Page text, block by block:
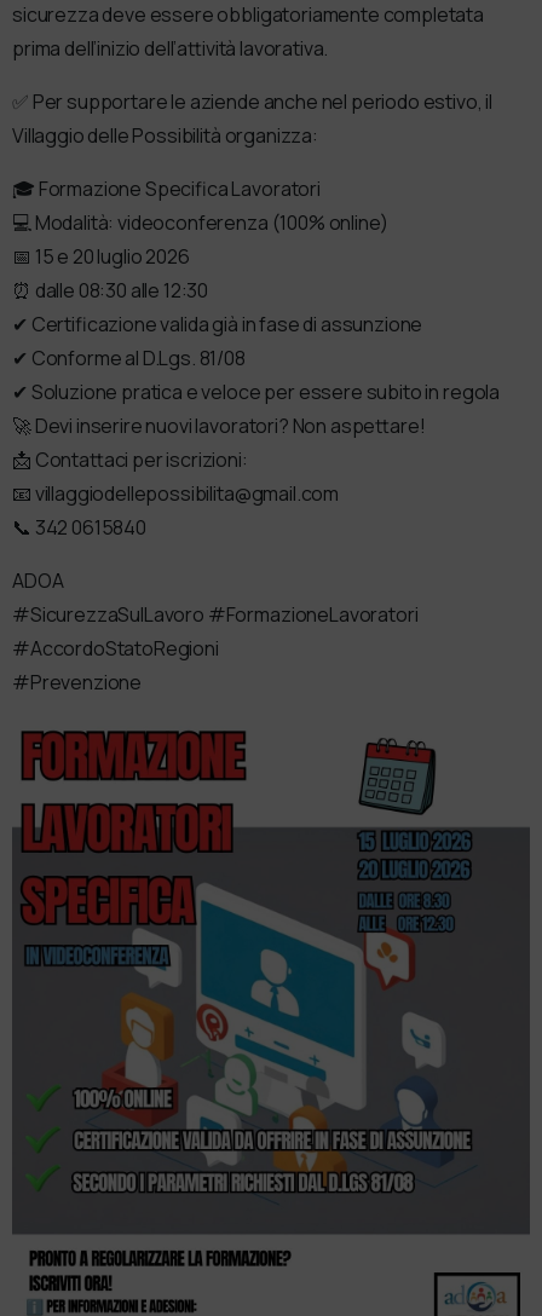
sicurezza deve essere obbligatoriamente completata
prima dell’inizio dell’attività lavorativa.
✅ Per supportare le aziende anche nel periodo estivo, il
Villaggio delle Possibilità organizza:
🎓 Formazione Specifica Lavoratori
💻 Modalità: videoconferenza (100% online)
📅 15 e 20 luglio 2026
⏰ dalle 08:30 alle 12:30
✔ Certificazione valida già in fase di assunzione
✔ Conforme al D.Lgs. 81/08
✔ Soluzione pratica e veloce per essere subito in regola
🚀 Devi inserire nuovi lavoratori? Non aspettare!
📩 Contattaci per iscrizioni:
📧 villaggiodellepossibilita@gmail.com
📞 342 0615840
ADOA
#SicurezzaSulLavoro #FormazioneLavoratori
#AccordoStatoRegioni
#Prevenzione